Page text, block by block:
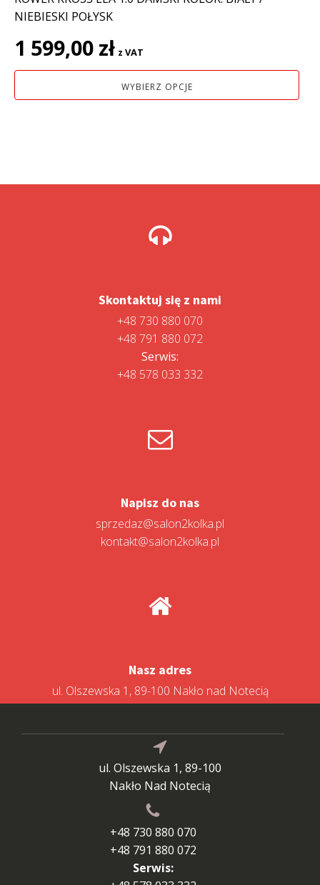
NIEBIESKI POŁYSK
1 599,00 zł z VAT
WYBIERZ OPCJE
Skontaktuj się z nami
+48 730 880 070
+48 791 880 072
Serwis:
+48 578 033 332
Napisz do nas
sprzedaz@salon2kolka.pl
kontakt@salon2kolka.pl
Nasz adres
ul. Olszewska 1, 89-100 Nakło nad Notecią
ul. Olszewska 1, 89-100
Nakło Nad Notecią
+48 730 880 070
+48 791 880 072
Serwis: